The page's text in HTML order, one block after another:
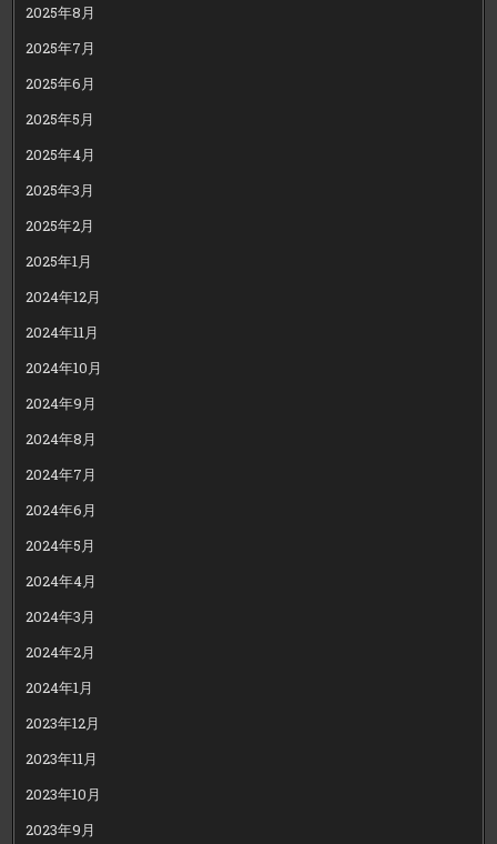
2025年8月
2025年7月
2025年6月
2025年5月
2025年4月
2025年3月
2025年2月
2025年1月
2024年12月
2024年11月
2024年10月
2024年9月
2024年8月
2024年7月
2024年6月
2024年5月
2024年4月
2024年3月
2024年2月
2024年1月
2023年12月
2023年11月
2023年10月
2023年9月